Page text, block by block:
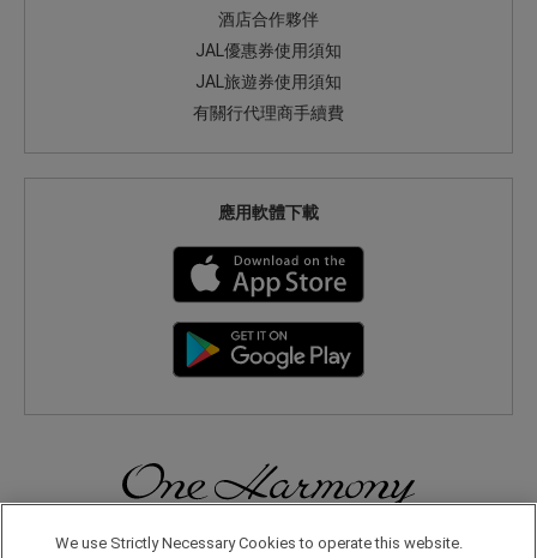
酒店合作夥伴
JAL優惠券使用須知
JAL旅遊券使用須知
有關行代理商手續費
應用軟體下載
無論在日本國內還是在世界其他地方，您都會體驗到更多旅行的樂
We use Strictly Necessary Cookies to operate this website.